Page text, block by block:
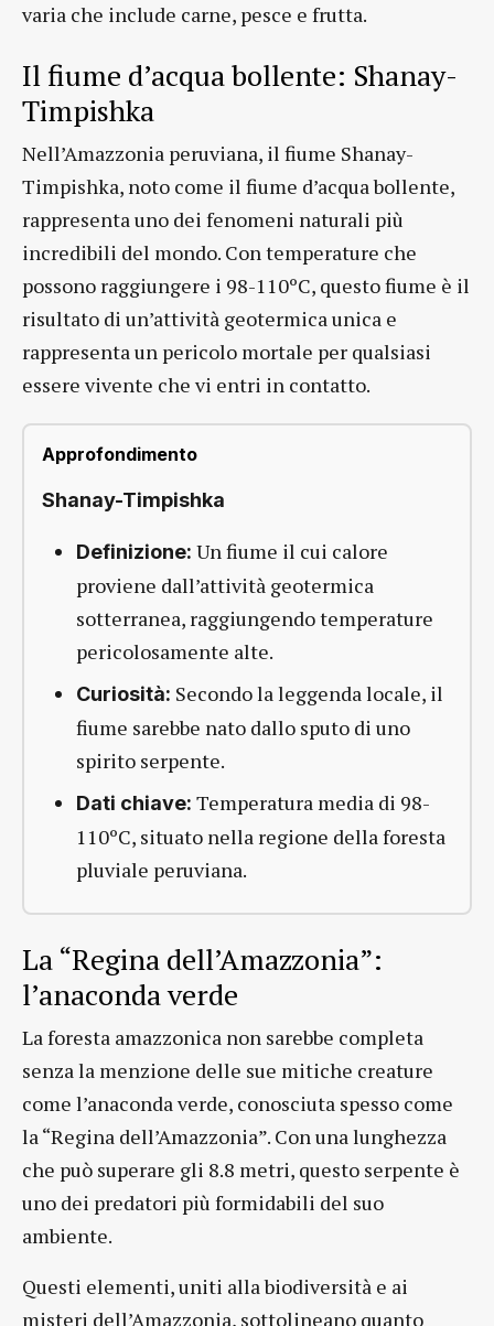
varia che include carne, pesce e frutta.
Il fiume d’acqua bollente: Shanay-
Timpishka
Nell’Amazzonia peruviana, il fiume Shanay-
Timpishka, noto come il fiume d’acqua bollente,
rappresenta uno dei fenomeni naturali più
incredibili del mondo. Con temperature che
possono raggiungere i 98-110ºC, questo fiume è il
risultato di un’attività geotermica unica e
rappresenta un pericolo mortale per qualsiasi
essere vivente che vi entri in contatto.
Approfondimento
Shanay-Timpishka
Definizione: Un fiume il cui calore
proviene dall’attività geotermica
sotterranea, raggiungendo temperature
pericolosamente alte.
Curiosità: Secondo la leggenda locale, il
fiume sarebbe nato dallo sputo di uno
spirito serpente.
Dati chiave: Temperatura media di 98-
110ºC, situato nella regione della foresta
pluviale peruviana.
La “Regina dell’Amazzonia”:
l’anaconda verde
La foresta amazzonica non sarebbe completa
senza la menzione delle sue mitiche creature
come l’anaconda verde, conosciuta spesso come
la “Regina dell’Amazzonia”. Con una lunghezza
che può superare gli 8.8 metri, questo serpente è
uno dei predatori più formidabili del suo
ambiente.
Questi elementi, uniti alla biodiversità e ai
misteri dell’Amazzonia, sottolineano quanto